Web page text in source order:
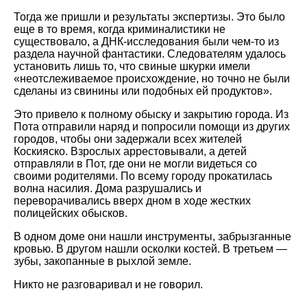
Тогда же пришли и результаты экспертизы. Это было
еще в то время, когда криминалистики не
существовало, а ДНК-исследования были чем-то из
раздела научной фантастики. Следователям удалось
установить лишь то, что свиные шкурки имели
«неотслеживаемое происхождение, но точно не были
сделаны из свинины или подобных ей продуктов».
Это привело к полному обыску и закрытию города. Из
Пота отправили наряд и попросили помощи из других
городов, чтобы они задержали всех жителей
Коскияско. Взрослых аррестовывали, а детей
отправляли в Пот, где они не могли видеться со
своими родителями. По всему городу прокатилась
волна насилия. Дома разрушались и
переворачивались вверх дном в ходе жестких
полицейских обысков.
В одном доме они нашли инструменты, забрызганные
кровью. В другом нашли осколки костей. В третьем —
зубы, закопанные в рыхлой земле.
Никто не разговаривал и не говорил.